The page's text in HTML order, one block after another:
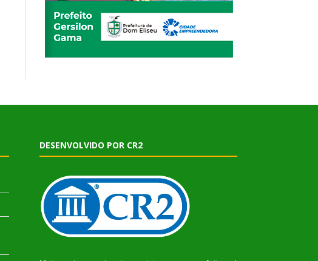
DESENVOLVIDO POR CR2